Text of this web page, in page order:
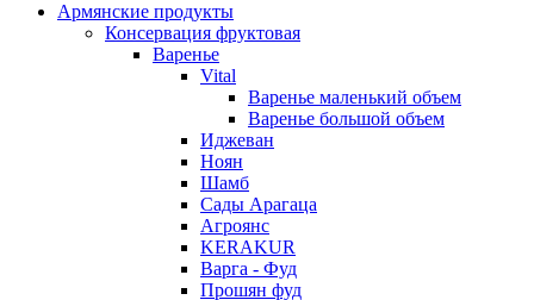
Армянские продукты
Консервация фруктовая
Варенье
Vital
Варенье маленький объем
Варенье большой объем
Иджеван
Ноян
Шамб
Сады Арагаца
Агроянс
KERAKUR
Варга - Фуд
Прошян фуд